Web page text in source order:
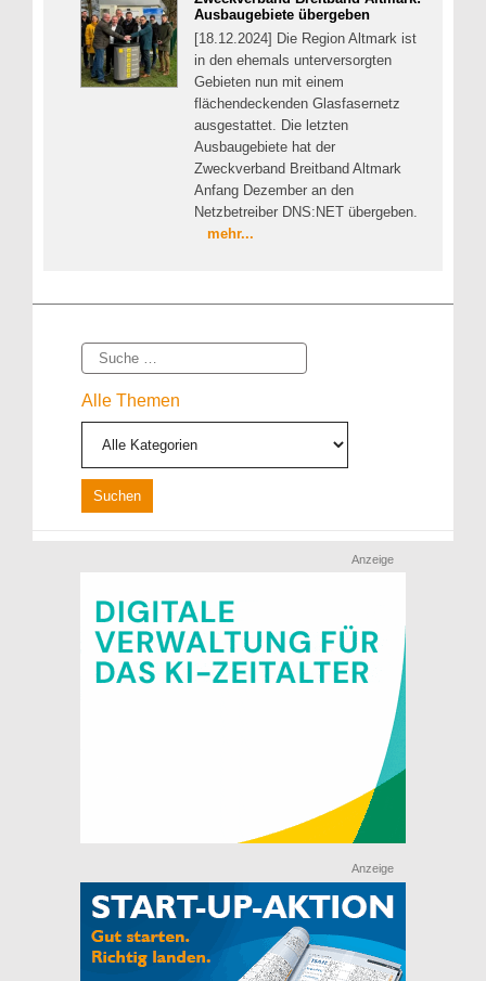
Ausbaugebiete übergeben
[18.12.2024] Die Region Altmark ist
in den ehemals unterversorgten
Gebieten nun mit einem
flächendeckenden Glasfasernetz
ausgestattet. Die letzten
Ausbaugebiete hat der
Zweckverband Breitband Altmark
Anfang Dezember an den
Netzbetreiber DNS:NET übergeben.
mehr...
Suche
Alle Themen
Anzeige
Anzeige